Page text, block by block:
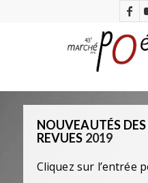
NOUVEAUTÉS
REVUES 2019
Cliquez sur l’entrée